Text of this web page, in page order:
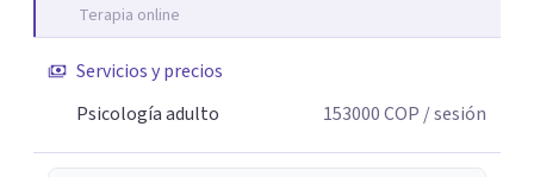
Terapia online
Servicios y precios
Psicología adulto
153000COP / sesión